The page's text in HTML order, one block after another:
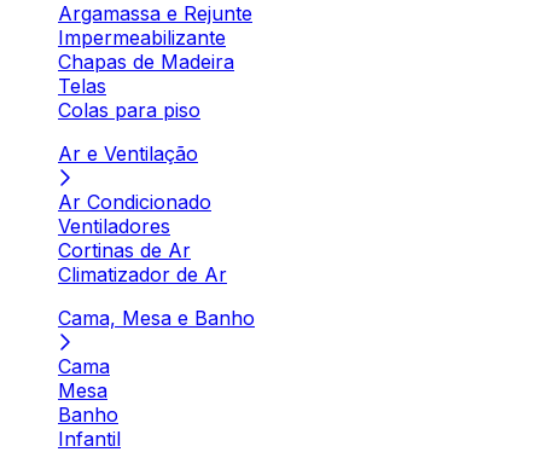
Argamassa e Rejunte
Impermeabilizante
Chapas de Madeira
Telas
Colas para piso
Ar e Ventilação
Ar Condicionado
Ventiladores
Cortinas de Ar
Climatizador de Ar
Cama, Mesa e Banho
Cama
Mesa
Banho
Infantil